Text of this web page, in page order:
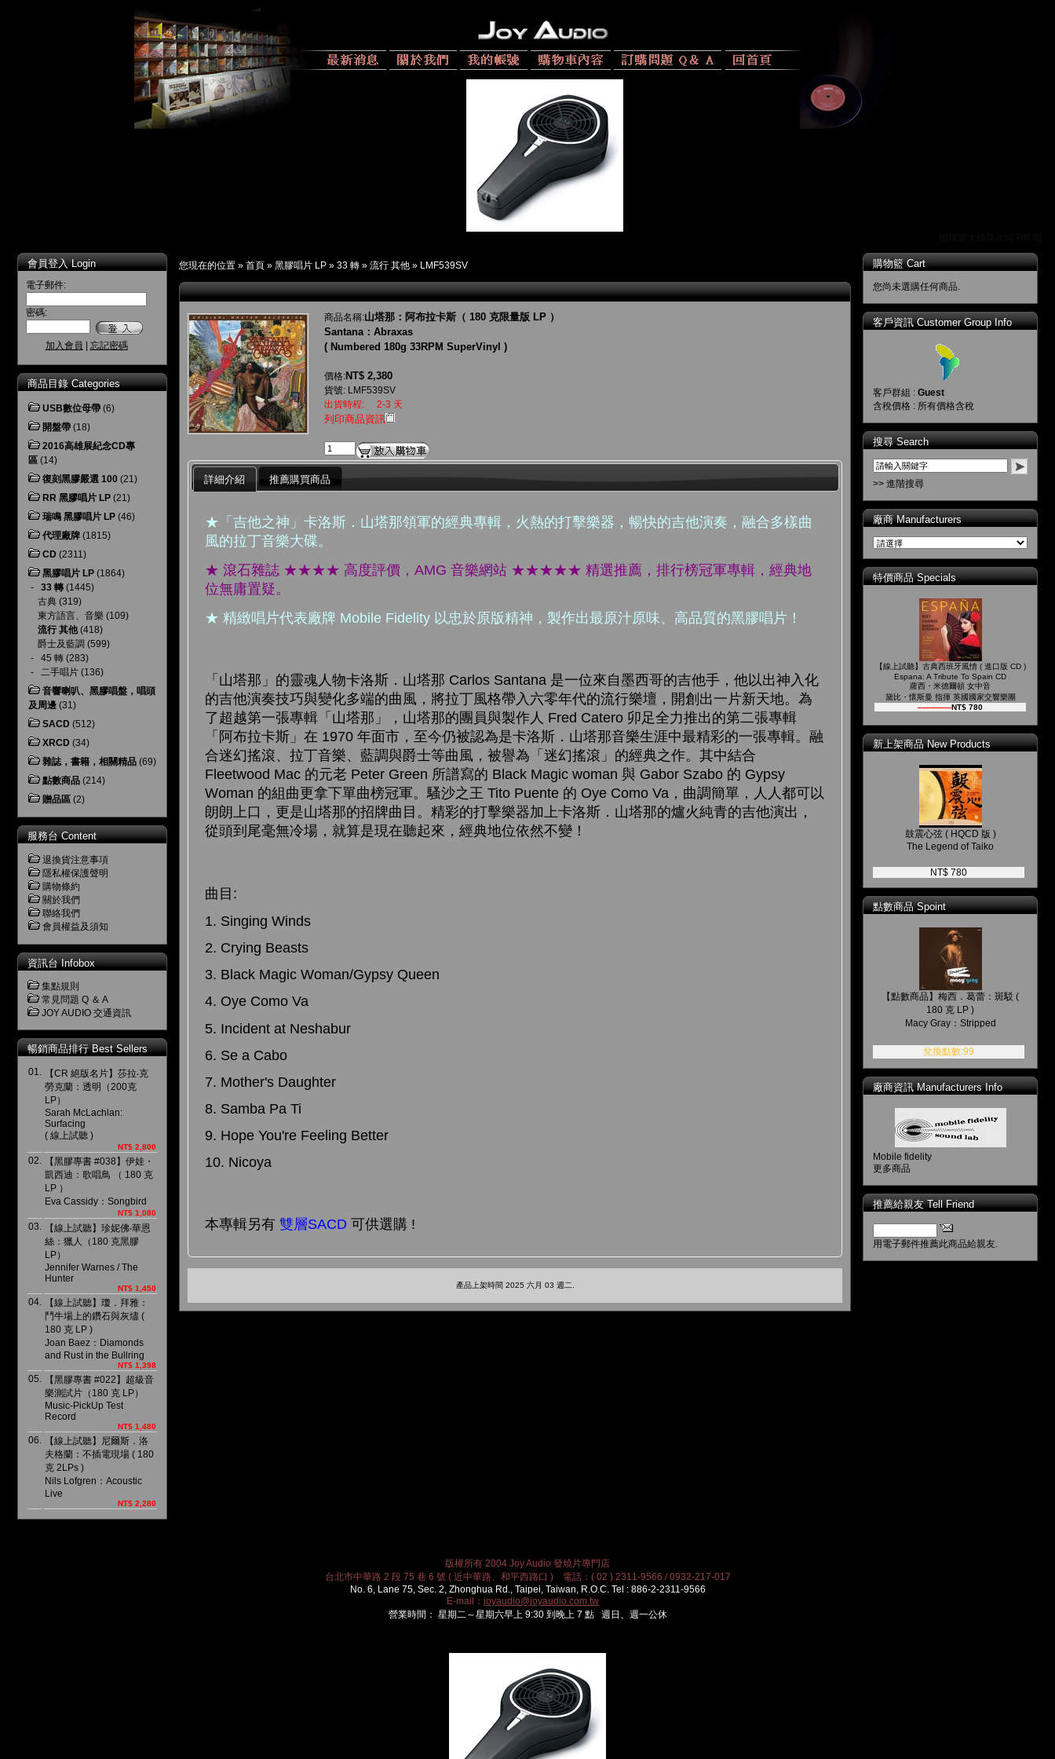
會員登入 Login
電子郵件:
密碼:
加入會員 忘記密碼
商品目錄 Categories
USB數位母帶 (6)
開盤帶 (18)
2016高雄展紀念CD專
區 (14)
復刻黑膠嚴選 100 (21)
RR 黑膠唱片 LP (21)
瑞鳴 黑膠唱片 LP (46)
代理廠牌 (1815)
CD (2311)
黑膠唱片 LP (1864)
- 33 轉 (1445)
古典 (319)
東方語言、音樂 (109)
流行 其他(418)
爵士及藍調 (599)
- 45 轉 (283)
- 二手唱片 (136)
音響喇叭、黑膠唱盤，唱頭
及周邊 (31)
SACD (512)
XRCD (34)
雜誌，書籍，相關精品 (69)
點數商品 (214)
贈品區 (2)
服務台 Content
退換貨注意事項
隱私權保護聲明
購物條約
關於我們
聯絡我們
會員權益及須知
資訊台 Infobox
集點規則
常見問題 Q ＆ A
JOY AUDIO 交通資訊
暢銷商品排行 Best Sellers
01.
【CR 絕版名片】莎拉‧克
勞克蘭：透明（200克
LP）
Sarah McLachlan:
Surfacing
( 線上試聽 )
NT$ 2,800
02.
【黑膠專書 #038】伊娃・
凱西迪：歌唱鳥 （ 180 克
LP ）
Eva Cassidy：Songbird
NT$ 1,080
03.
【線上試聽】珍妮佛‧華恩
絲：獵人（180 克黑膠
LP）
Jennifer Warnes / The
Hunter
NT$ 1,450
04.
【線上試聽】瓊．拜雅：
鬥牛場上的鑽石與灰燼 (
180 克 LP )
Joan Baez：Diamonds
and Rust in the Bullring
NT$ 1,398
05.
【黑膠專書 #022】超級音
樂測試片（180 克 LP）
Music-PickUp Test
Record
NT$ 1,480
06.
【線上試聽】尼爾斯．洛
夫格蘭：不插電現場 ( 180
克 2LPs )
Nils Lofgren：Acoustic
Live
NT$ 2,280
您現在的位置 » 首頁 » 黑膠唱片 LP » 33 轉 » 流行 其他 » LMF539SV
商品名稱:山塔那：阿布拉卡斯（ 180 克限量版 LP ）
Santana：Abraxas
( Numbered 180g 33RPM SuperVinyl )
價格:NT$ 2,380
貨號: LMF539SV
出貨時程:
2-3 天
列印商品資訊
詳細介紹 推薦購買商品
★「吉他之神」卡洛斯．山塔那領軍的經典專輯，火熱的打擊樂器，暢快的吉他演奏，融合多樣曲
風的拉丁音樂大碟。
★ 滾石雜誌 ★★★★ 高度評價，AMG 音樂網站 ★★★★★ 精選推薦，排行榜冠軍專輯，經典地
位無庸置疑。
★ 精緻唱片代表廠牌 Mobile Fidelity 以忠於原版精神，製作出最原汁原味、高品質的黑膠唱片！
「山塔那」的靈魂人物卡洛斯．山塔那 Carlos Santana 是一位來自墨西哥的吉他手，他以出神入化
的吉他演奏技巧與變化多端的曲風，將拉丁風格帶入六零年代的流行樂壇，開創出一片新天地。為
了超越第一張專輯「山塔那」，山塔那的團員與製作人 Fred Catero 卯足全力推出的第二張專輯
「阿布拉卡斯」在 1970 年面市，至今仍被認為是卡洛斯．山塔那音樂生涯中最精彩的一張專輯。融
合迷幻搖滾、拉丁音樂、藍調與爵士等曲風，被譽為「迷幻搖滾」的經典之作。其中結合
Fleetwood Mac 的元老 Peter Green 所譜寫的 Black Magic woman 與 Gabor Szabo 的 Gypsy
Woman 的組曲更拿下單曲榜冠軍。騷沙之王 Tito Puente 的 Oye Como Va，曲調簡單，人人都可以
朗朗上口，更是山塔那的招牌曲目。精彩的打擊樂器加上卡洛斯．山塔那的爐火純青的吉他演出，
從頭到尾毫無冷場，就算是現在聽起來，經典地位依然不變！
曲目:
1. Singing Winds
2. Crying Beasts
3. Black Magic Woman/Gypsy Queen
4. Oye Como Va
5. Incident at Neshabur
6. Se a Cabo
7. Mother's Daughter
8. Samba Pa Ti
9. Hope You're Feeling Better
10. Nicoya
本專輯另有雙層SACD 可供選購 !
產品上架時間 2025 六月 03 週二.
購物籃 Cart
您尚未選購任何商品.
客戶資訊 Customer Group Info
客戶群組 : Guest
含稅價格 : 所有價格含稅
搜尋 Search
>> 進階搜尋
廠商 Manufacturers
特價商品 Specials
【線上試聽】古典西班牙風情 ( 進口版 CD )
Espana: A Tribute To Spain CD
蘿西・米德爾頓 女中音
黛比・懷斯曼 指揮 英國國家交響樂團
NT$ 900NT$ 780
新上架商品 New Products
鼓震心弦 ( HQCD 版 )
The Legend of Taiko
NT$ 780
點數商品 Spoint
【點數商品】梅西．葛蕾：斑駁 (
180 克 LP )
Macy Gray：Stripped
兌換點數:99
廠商資訊 Manufacturers Info
Mobile fidelity
更多商品
推薦給親友 Tell Friend
用電子郵件推薦此商品給親友.
版權所有 2004 Joy Audio 發燒片專門店
台北市中華路 2 段 75 巷 6 號 ( 近中華路、和平西路口 ) 電話：( 02 ) 2311-9566 / 0932-217-017
No. 6, Lane 75, Sec. 2, Zhonghua Rd., Taipei, Taiwan, R.O.C. Tel : 886-2-2311-9566
E-mail： joyaudio@joyaudio.com.tw
營業時間： 星期二～星期六早上 9:30 到晚上 7 點 週日、週一公休